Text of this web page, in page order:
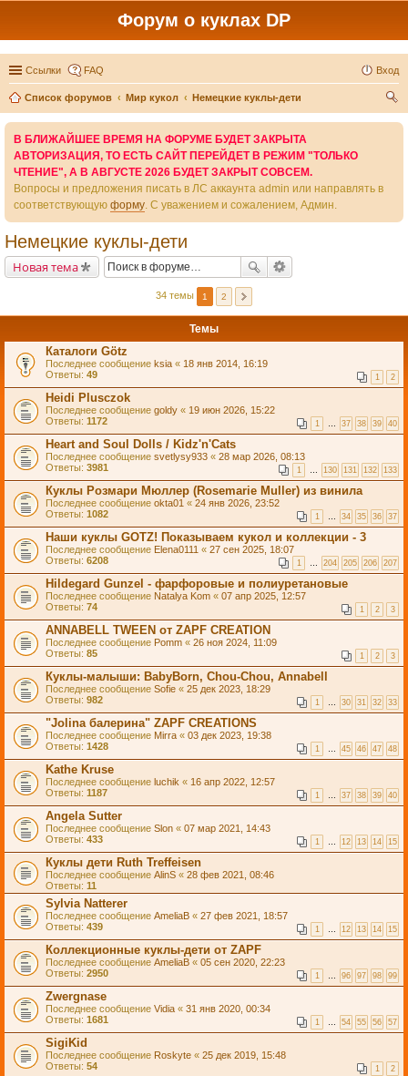
Форум о куклах DP
Ссылки FAQ Вход
Список форумов Мир кукол
Немецкие куклы-дети
В БЛИЖАЙШЕЕ ВРЕМЯ НА ФОРУМЕ БУДЕТ ЗАКРЫТА
АВТОРИЗАЦИЯ, ТО ЕСТЬ САЙТ ПЕРЕЙДЕТ В РЕЖИМ "ТОЛЬКО
ЧТЕНИЕ", А В АВГУСТЕ 2026 БУДЕТ ЗАКРЫТ СОВСЕМ.
Вопросы и предложения писать в ЛС аккаунта admin или направлять в
соответствующую форму. С уважением и сожалением, Админ.
Немецкие куклы-дети
Новая тема
34 темы 1 2
Темы
Каталоги Götz
Последнее сообщение ksia « 18 янв 2014, 16:19
Ответы: 49 1 2
Heidi Plusczok
Последнее сообщение goldy « 19 июн 2026, 15:22
Ответы: 1172 1 … 37 38 39 40
Heart and Soul Dolls / Kidz'n'Cats
Последнее сообщение svetlysy933 « 28 мар 2026, 08:13
Ответы: 3981 1 … 130 131 132 133
Куклы Розмари Мюллер (Rosemarie Muller) из винила
Последнее сообщение okta01 « 24 янв 2026, 23:52
Ответы: 1082 1 … 34 35 36 37
Наши куклы GOTZ! Показываем кукол и коллекции - 3
Последнее сообщение Elena0111 « 27 сен 2025, 18:07
Ответы: 6208 1 … 204 205 206 207
Hildegard Gunzel - фарфоровые и полиуретановые
Последнее сообщение Natalya Kom « 07 апр 2025, 12:57
Ответы: 74 1 2 3
ANNABELL TWEEN от ZAPF CREATION
Последнее сообщение Pomm « 26 ноя 2024, 11:09
Ответы: 85 1 2 3
Куклы-малыши: BabyBorn, Chou-Chou, Annabell
Последнее сообщение Sofie « 25 дек 2023, 18:29
Ответы: 982 1 … 30 31 32 33
"Jolina балерина" ZAPF CREATIONS
Последнее сообщение Mirra « 03 дек 2023, 19:38
Ответы: 1428 1 … 45 46 47 48
Kathe Kruse
Последнее сообщение luchik « 16 апр 2022, 12:57
Ответы: 1187 1 … 37 38 39 40
Angela Sutter
Последнее сообщение Slon « 07 мар 2021, 14:43
Ответы: 433 1 … 12 13 14 15
Куклы дети Ruth Treffeisen
Последнее сообщение AlinS « 28 фев 2021, 08:46
Ответы: 11
Sylvia Natterer
Последнее сообщение AmeliaB « 27 фев 2021, 18:57
Ответы: 439 1 … 12 13 14 15
Коллекционные куклы-дети от ZAPF
Последнее сообщение AmeliaB « 05 сен 2020, 22:23
Ответы: 2950 1 … 96 97 98 99
Zwergnase
Последнее сообщение Vidia « 31 янв 2020, 00:34
Ответы: 1681 1 … 54 55 56 57
SigiKid
Последнее сообщение Roskyte « 25 дек 2019, 15:48
Ответы: 54 1 2